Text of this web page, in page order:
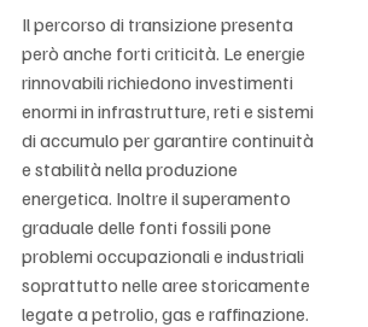
Il percorso di transizione presenta
però anche forti criticità. Le energie
rinnovabili richiedono investimenti
enormi in infrastrutture, reti e sistemi
di accumulo per garantire continuità
e stabilità nella produzione
energetica. Inoltre il superamento
graduale delle fonti fossili pone
problemi occupazionali e industriali
soprattutto nelle aree storicamente
legate a petrolio, gas e raffinazione.